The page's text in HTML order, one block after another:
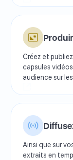
Créez et
capsules
audience sur
Ainsi que sur
extraits en